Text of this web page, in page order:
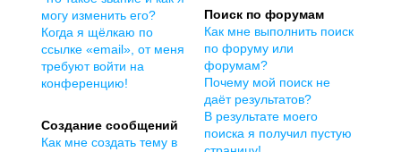
могу изменить его?
Когда я щёлкаю по
ссылке «email», от меня
требуют войти на
конференцию!
Создание сообщений
Как мне создать тему в
Поиск по форумам
Как мне выполнить поиск
по форуму или
форумам?
Почему мой поиск не
даёт результатов?
В результате моего
поиска я получил пустую